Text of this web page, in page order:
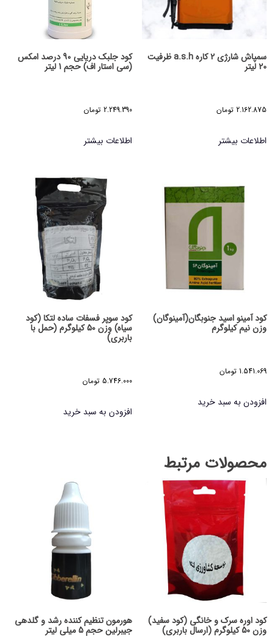
سمپاش شارژی 2 کاره a.s.h ظرفیت
20 لیتر
2.162.875 تومان
اطلاعات بیشتر
کود جلبک دریایی 90 درصد امکس
(سی استار اف) حجم 1 لیتر
2.249.390 تومان
اطلاعات بیشتر
کود آمینو اسید جنوبگان(آمینوگان)
وزن نیم کیلوگرم
1.541.069 تومان
افزودن به سبد خرید
کود سوپر فسفات ساده لتکا (کود
سیاه) وزن 50 کیلوگرم (حمل با
باربری)
5.746.000 تومان
افزودن به سبد خرید
محصولات مرتبط
کود اوره سرک و خانگی (کود سفید)
وزن 50 کیلوگرم (ارسال باربری)
هورمون تنظیم کننده رشد و گلدهی
جیبرلین حجم 5 میلی لیتر